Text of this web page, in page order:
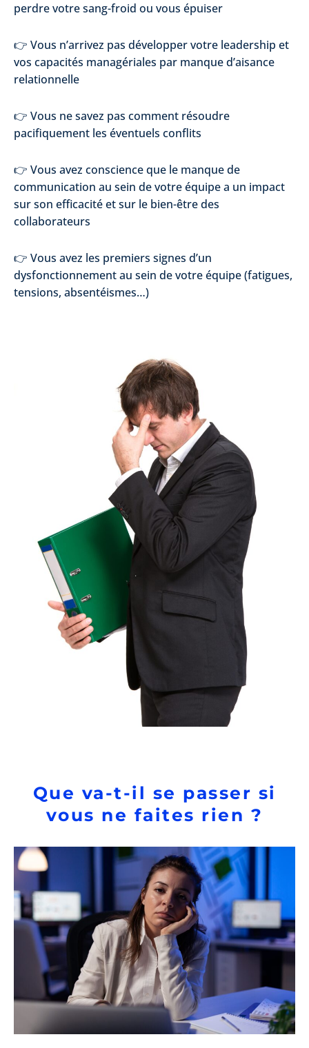
perdre votre sang-froid ou vous épuiser
👉 Vous n’arrivez pas développer votre leadership et
vos capacités managériales par manque d’aisance
relationnelle
👉 Vous ne savez pas comment résoudre
pacifiquement les éventuels conflits
👉 Vous avez conscience que le manque de
communication au sein de votre équipe a un impact
sur son efficacité et sur le bien-être des
collaborateurs
👉 Vous avez les premiers signes d’un
dysfonctionnement au sein de votre équipe (fatigues,
tensions, absentéismes…)
Que va-t-il se passer si
vous ne faites rien ?